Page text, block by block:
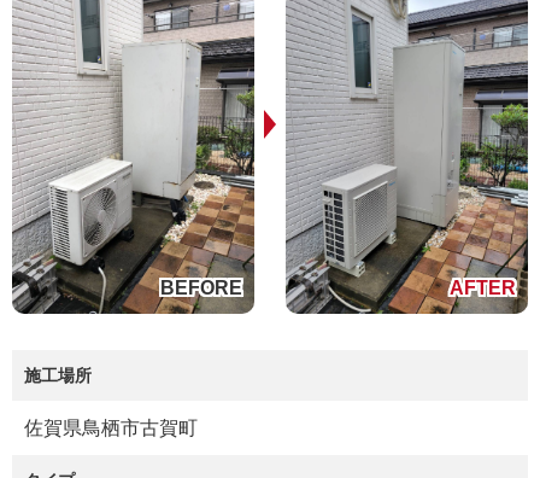
施工場所
佐賀県鳥栖市古賀町